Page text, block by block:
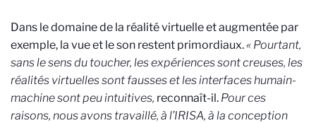
Dans le domaine de la réalité virtuelle et augmentée par
exemple, la vue et le son restent primordiaux.« Pourtant,
sans le sens du toucher, les expériences sont creuses, les
réalités virtuelles sont fausses et les interfaces humain-
machine sont peu intuitives, reconnaît-il. Pour ces
raisons, nous avons travaillé, à l’IRISA, à la conception